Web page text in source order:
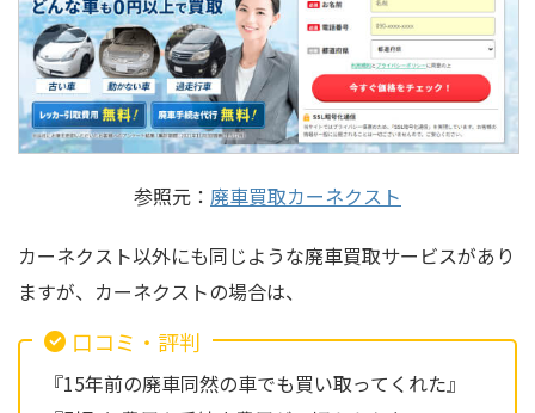
参照元： 廃車買取カーネクスト
カーネクスト以外にも同じような廃車買取サービスがあり
ますが、カーネクストの場合は、
口コミ・評判
『15年前の廃車同然の車でも買い取ってくれた』